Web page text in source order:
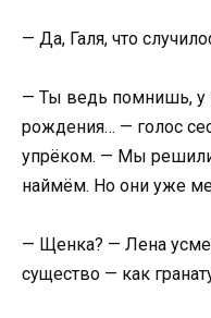
— Да, Галя, что
— Ты ведь помнишь, у
рождения… — голос
упрёком. — Мы
наймём. Но они уже
— Щенка? — Лена
существо — как